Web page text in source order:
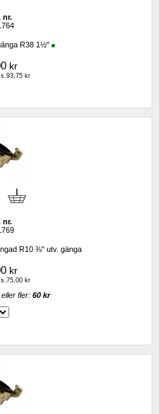
nr.
R38 1½"
kr
kr
nr.
R10 ⅜" utv. gänga
kr
kr
fler: 60 kr